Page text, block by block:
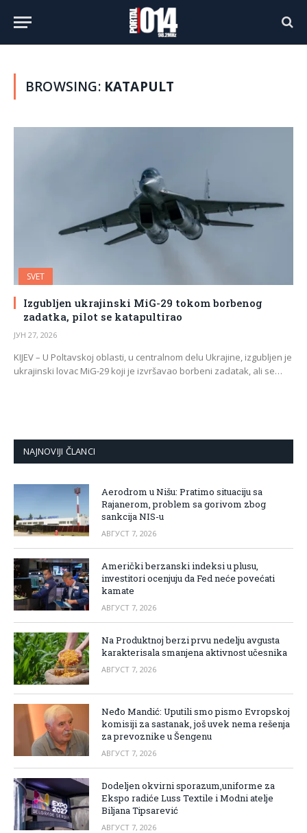
BROWSING: KATAPULT
SVET
Izgubljen ukrajinski MiG-29 tokom borbenog
zadatka, pilot se katapultirao
ЈУН 27, 2026
KIJEV – U Poltavskoj oblasti, u centralnom delu Ukrajine, izgubljen je
ukrajinski lovac MiG-29 koji je izvršavao borbeni zadatak, ali se…
NAJNOVIJI ČLANCI
Aerodrom u Nišu: Pratimo situaciju sa
Rajanerom, problem sa gorivom zbog
sankcija NIS-u
АВГУСТ 7, 2026
Američki berzanski indeksi u plusu,
investitori ocenjuju da Fed neće povećati
kamate
АВГУСТ 7, 2026
Na Produktnoj berzi prvu nedelju avgusta
karakterisala smanjena aktivnost učesnika
АВГУСТ 7, 2026
Neđo Mandić: Uputili smo pismo Evropskoj
komisiji za sastanak, još uvek nema rešenja
za prevoznike u Šengenu
АВГУСТ 7, 2026
Dodeljen okvirni sporazum,uniforme za
Ekspo radiće Luss Textile i Modni atelje
Biljana Tipsarević
АВГУСТ 7, 2026